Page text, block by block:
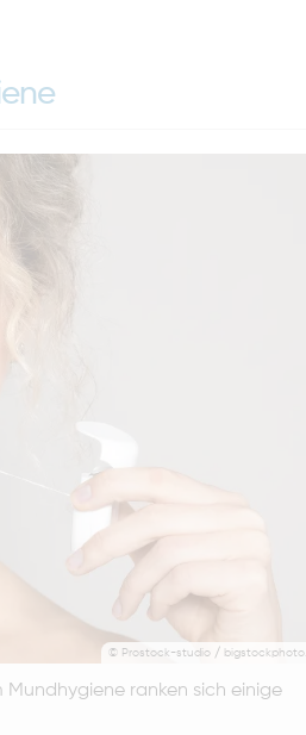
© Prostock-studio /
ranken sich einige